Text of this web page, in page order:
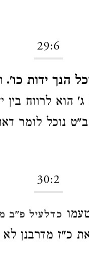
29:6
הנך ידות כו'.
הוא לרווח בין
נוכל לומר
30:2
כדלעיל פ"ב
כ"ז מדרבנן